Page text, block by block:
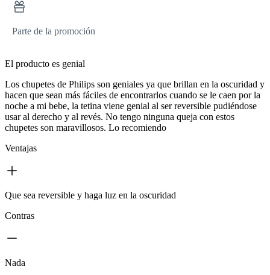
Parte de la promoción
El producto es genial
Los chupetes de Philips son geniales ya que brillan en la oscuridad y
hacen que sean más fáciles de encontrarlos cuando se le caen por la
noche a mi bebe, la tetina viene genial al ser reversible pudiéndose
usar al derecho y al revés. No tengo ninguna queja con estos
chupetes son maravillosos. Lo recomiendo
Ventajas
Que sea reversible y haga luz en la oscuridad
Contras
Nada